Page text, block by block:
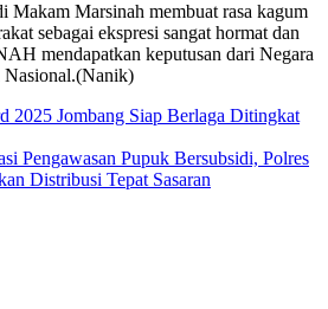
Makam Marsinah membuat rasa kagum
sebagai ekspresi sangat hormat dan
mendapatkan keputusan dari Negara
Nasional.(Nanik)
2025 Jombang Siap Berlaga Ditingkat
Pengawasan Pupuk Bersubsidi, Polres
Distribusi Tepat Sasaran